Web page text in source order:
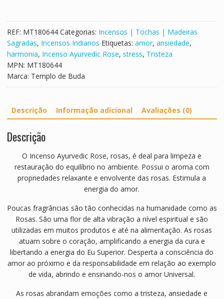
e
o
V
a
o
M
e
d
i
ã
o
REF: MT180644 Categorias: Incensos | Tochas | Madeiras
Sagradas, Incensos Indianos Etiquetas: amor, ansiedade,
harmonia, Incenso Ayurvedic Rose, stress, Tristeza
MPN: MT180644
Marca: Templo de Buda
Descrição Informação adicional Avaliações (0)
Descrição
O Incenso Ayurvedic Rose, rosas, é deal para limpeza e
restauração do equilíbrio no ambiente. Possui o aroma com
propriedades relaxante e envolvente das rosas. Estimula a
energia do amor.
Poucas fragrâncias são tão conhecidas na humanidade como as
Rosas. São uma flor de alta vibração a nível espiritual e são
utilizadas em muitos produtos e até na alimentação. As rosas
atuam sobre o coração, amplificando a energia da cura e
libertando a energia do Eu Superior. Desperta a consciência do
amor ao próximo e da responsabilidade em relação ao exemplo
de vida, abrindo e ensinando-nos o amor Universal.
As rosas abrandam emoções como a tristeza, ansiedade e